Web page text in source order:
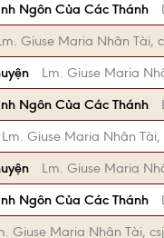
Ngôn Của Các Thánh
Giuse Maria Nhân Tài,
Lm. Giuse Maria
Ngôn Của Các Thánh
Lm. Giuse Maria Nhân Tài,
Lm. Giuse Maria
Ngôn Của Các Thánh
Giuse Maria Nhân Tài,